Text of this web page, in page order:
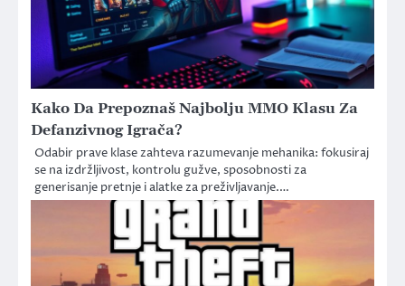
Kako Da Prepoznaš Najbolju MMO Klasu Za
Defanzivnog Igrača?
Odabir prave klase zahteva razumevanje mehanika: fokusiraj
se na izdržljivost, kontrolu gužve, sposobnosti za
generisanje pretnje i alatke za preživljavanje.…